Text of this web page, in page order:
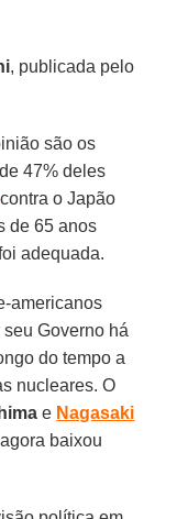
, publicada pelo
são os
47% deles
contra o Japão
de 65 anos
adequada.
americanos
Governo há
do tempo a
nucleares. O
e Nagasaki
baixou